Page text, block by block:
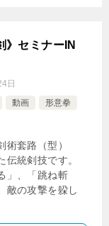
セミナーIN
日
動画
形意拳
術套路（型）
統剣技です。
」、「跳ね斬
敵の攻撃を躱し